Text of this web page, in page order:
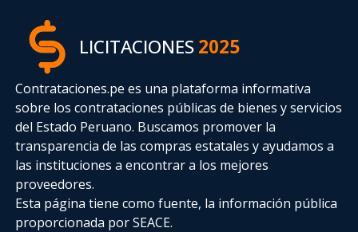
LICITACIONES2025
Contrataciones.pe es una plataforma informativa
sobre los contrataciones públicas de bienes y servicios
del Estado Peruano. Buscamos promover la
transparencia de las compras estatalesy ayudamos a
las instituciones a encontrar a los mejores
proveedores.
Esta página tiene como fuente, la información pública
proporcionada por SEACE.